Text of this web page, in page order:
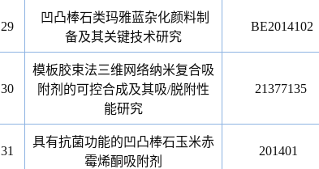
29
凹凸棒石类玛雅蓝杂化颜料制
备及其关键技术研究
BE2014102
30
模板胶束法三维网络纳米复合吸
附剂的可控合成及其吸/脱附性
能研究
21377135
31
具有抗菌功能的凹凸棒石玉米赤
霉烯酮吸附剂
201401